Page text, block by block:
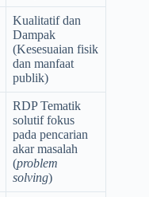
Kualitatif dan
Dampak
(Kesesuaian fisik
dan manfaat
publik)
RDP Tematik
solutif fokus
pada pencarian
akar masalah
(problem
solving)